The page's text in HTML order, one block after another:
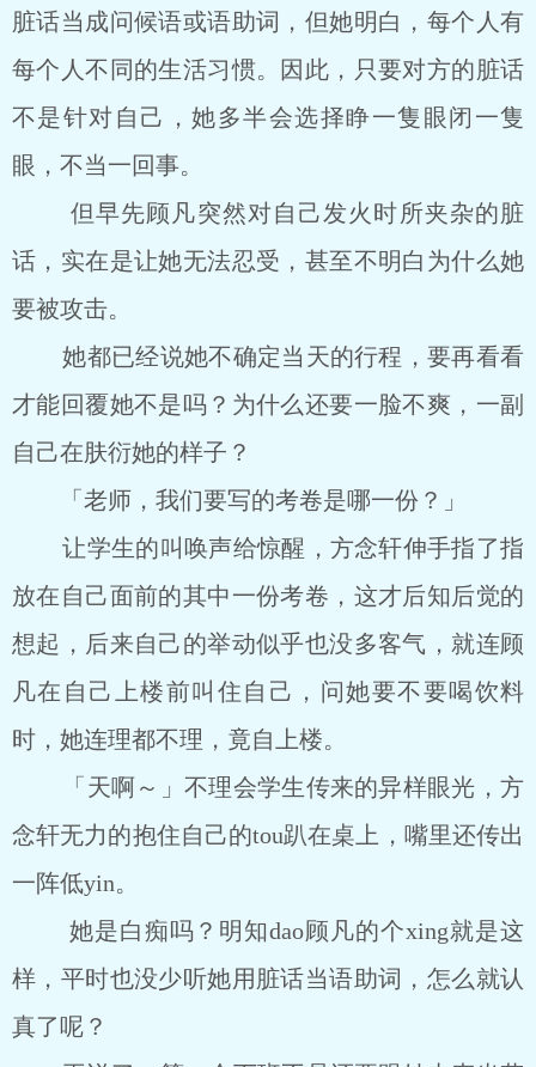
脏话当成问候语或语助词，但她明白，每个人有
每个人不同的生活习惯。因此，只要对方的脏话
不是针对自己，她多半会选择睁一隻眼闭一隻
眼，不当一回事。
但早先顾凡突然对自己发火时所夹杂的脏
话，实在是让她无法忍受，甚至不明白为什么她
要被攻击。
她都已经说她不确定当天的行程，要再看看
才能回覆她不是吗？为什么还要一脸不爽，一副
自己在肤衍她的样子？
「老师，我们要写的考卷是哪一份？」
让学生的叫唤声给惊醒，方念轩伸手指了指
放在自己面前的其中一份考卷，这才后知后觉的
想起，后来自己的举动似乎也没多客气，就连顾
凡在自己上楼前叫住自己，问她要不要喝饮料
时，她连理都不理，竟自上楼。
「天啊～」不理会学生传来的异样眼光，方
念轩无力的抱住自己的tou趴在桌上，嘴里还传出
一阵低yin。
她是白痴吗？明知dao顾凡的个xing就是这
样，平时也没少听她用脏话当语助词，怎么就认
真了呢？